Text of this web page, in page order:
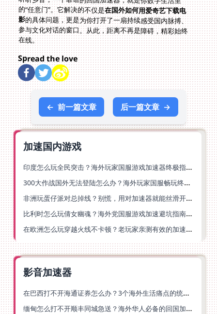
的“任意门”。它解决的不仅是在国外如何用爱奇艺下载电
影的具体问题，更是为你打开了一扇持续感受国内脉搏、
参与文化对话的窗口。从此，距离不再是障碍，精彩始终
在线。
Spread the love
← 前一篇文章 后一篇文章 →
加速国内游戏
印度怎么玩全民突击？海外玩家国服游戏加速器终极指南（附原神延迟优化+精灵之境加速器选择）
300大作战国外无法登陆怎么办？海外玩家国服畅玩终极指南（附实测推荐）
非洲玩蛋仔派对总掉线？别慌，用对加速器就能丝滑开跑！
比利时怎么玩倩女幽魂？海外党国服游戏加速避坑指南（附实测推荐）
在欧洲怎么玩穿越火线不卡顿？老玩家亲测有效的加速器选择指南
影音加速器
在巴西打不开海通证券怎么办？3个海外生活痛点的统一解决方案
缅甸怎么打不开顺丰同城急送？海外华人必备的回国加速指南（附B站会员游戏解决方案）